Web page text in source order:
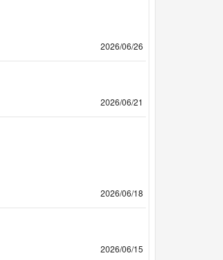
2026/06/26
2026/06/21
2026/06/18
2026/06/15